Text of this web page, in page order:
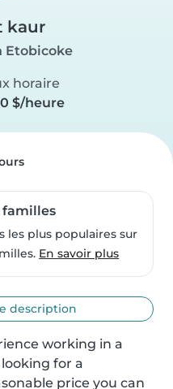
kaur
Etobicoke
horaire
$/heure
familles
les plus populaires sur
En savoir plus
description
working in a
for a
price you can